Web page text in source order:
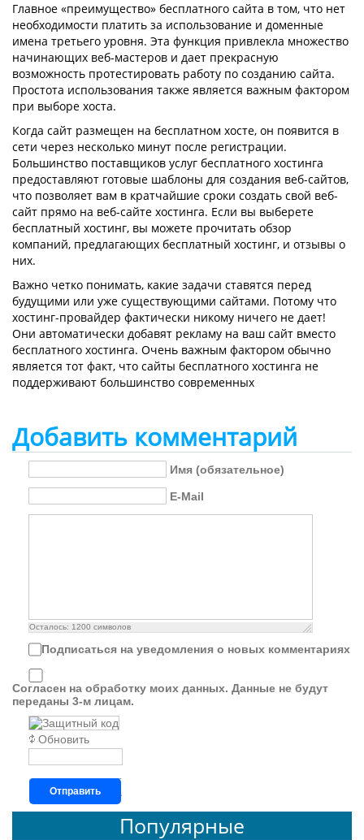
Главное «преимущество» бесплатного сайта в том, что нет
необходимости платить за использование и доменные
имена третьего уровня. Эта функция привлекла множество
начинающих веб-мастеров и дает прекрасную
возможность протестировать работу по созданию сайта.
Простота использования также является важным фактором
при выборе хоста.
Когда сайт размещен на бесплатном хосте, он появится в
сети через несколько минут после регистрации.
Большинство поставщиков услуг бесплатного хостинга
предоставляют готовые шаблоны для создания веб-сайтов,
что позволяет вам в кратчайшие сроки создать свой веб-
сайт прямо на веб-сайте хостинга. Если вы выберете
бесплатный хостинг, вы можете прочитать обзор
компаний, предлагающих бесплатный хостинг, и отзывы о
них.
Важно четко понимать, какие задачи ставятся перед
будущими или уже существующими сайтами. Потому что
хостинг-провайдер фактически никому ничего не дает!
Они автоматически добавят рекламу на ваш сайт вместо
бесплатного хостинга. Очень важным фактором обычно
является тот факт, что сайты бесплатного хостинга не
поддерживают большинство современных
Добавить комментарий
Имя (обязательное)
E-Mail
Осталось: 1200 символов
Подписаться на уведомления о новых комментариях
Согласен на обработку моих данных. Данные не будут
переданы 3-м лицам.
Обновить
Отправить
Популярные